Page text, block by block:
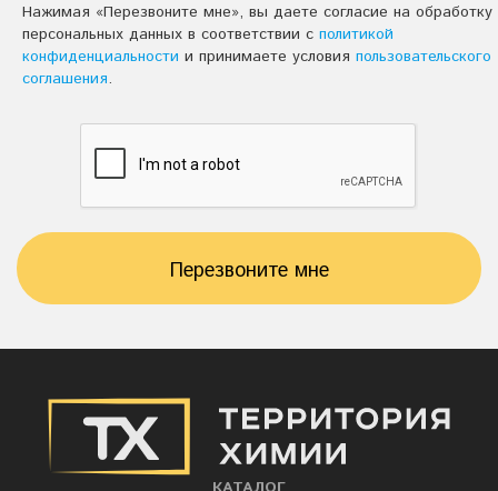
Нажимая «Перезвоните мне», вы даете согласие на обработку
персональных данных в соответствии с политикой
конфиденциальности и принимаете условия пользовательского
соглашения.
Перезвоните мне